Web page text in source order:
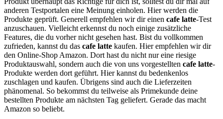
anderen Testportalen eine Meinung einholen. Hier werden die
Produkte geprüft. Generell empfehlen wir dir einen cafe latte-Test
anzuschauen. Vielleicht erkennst du noch einige zusätzliche
Features, die du vorher nicht gesehen hast. Bist du vollkommen
zufrieden, kannst du das cafe latte kaufen. Hier empfehlen wir dir
den Online-Shop Amazon. Dort hast du nicht nur eine riesige
Produktauswahl, sondern auch die von uns vorgestellten cafe latte-
Produkte werden dort geführt. Hier kannst du bedenkenlos
zuschlagen und kaufen. Übrigens sind auch die Lieferzeiten
phänomenal. So bekommst du teilweise als Primekunde deine
bestellten Produkte am nächsten Tag geliefert. Gerade das macht
Amazon so beliebt.